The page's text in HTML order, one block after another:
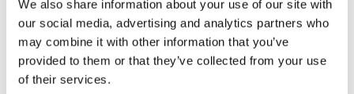
We also share information about your use of our site with
our social media, advertising and analytics partners who
may combine it with other information that you’ve
provided to them or that they’ve collected from your use
of their services.
staré a ztratí své unikání vlastnosti.
3) Bezpečnost